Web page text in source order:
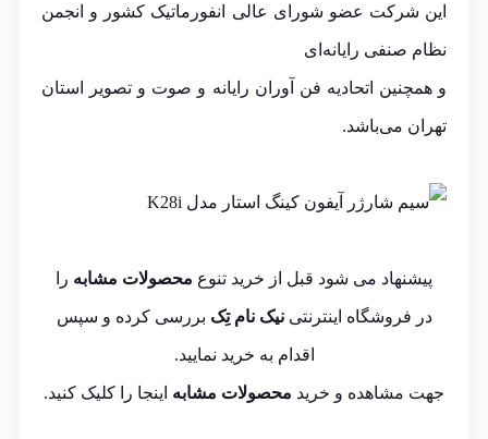
این شرکت عضو شورای عالی انفورماتیک کشور و انجمن
نظام صنفی رایانه‌ای
و همچنین اتحادیه فن آوران رایانه و صوت و تصویر استان
تهران می‌باشد.
پیشنهاد می شود قبل از خرید تنوع محصولات مشابه را
در فروشگاه اینترنتینیک نام تِک بررسی کرده و سپس
اقدام به خرید نمایید.
جهت مشاهده و خرید محصولات مشابه اینجا را کلیک کنید.